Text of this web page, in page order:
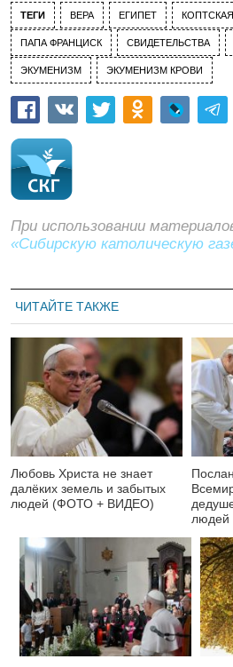
ТЕГИ ВЕРА ЕГИПЕТ
ПАПА ФРАНЦИСК СВИДЕТЕЛЬСТВА
ЭКУМЕНИЗМ ЭКУМЕНИЗМ КРОВИ
При использовании
«Сибирскую католическую
ЧИТАЙТЕ ТАКЖЕ
Любовь Христа не знает
далёких земель и забытых
людей (ФОТО + ВИДЕО)
людей